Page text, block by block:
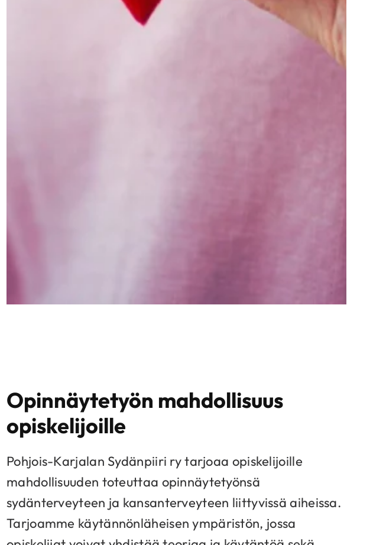
Opinnäytetyön mahdollisuus
opiskelijoille
Pohjois-Karjalan Sydänpiiri ry tarjoaa opiskelijoille
mahdollisuuden toteuttaa opinnäytetyönsä
sydänterveyteen ja kansanterveyteen liittyvissä aiheissa.
Tarjoamme käytännönläheisen ympäristön, jossa